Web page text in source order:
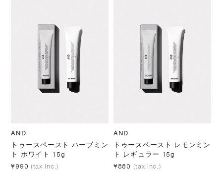
AND
トゥースペースト ハーブミン
ト ホワイト 15g
¥990 (tax inc.)
AND
トゥースペースト レモンミン
ト レギュラー 15g
¥880 (tax inc.)